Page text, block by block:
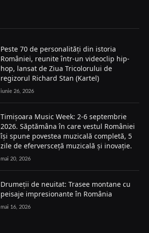
Peste 70 de personalități din istoria
României, reunite într-un videoclip hip-
hop, lansat de Ziua Tricolorului de
regizorul Richard Stan (Kartel)
iunie 26, 2026
Timișoara Music Week: 2-6 septembrie
2026. Săptămâna în care vestul României
își spune povestea muzicală completă, 5
zile de eferversceță muzicală și inovație.
mai 20, 2026
Drumeții de neuitat: Trasee montane cu
peisaje impresionante în România
mai 16, 2026